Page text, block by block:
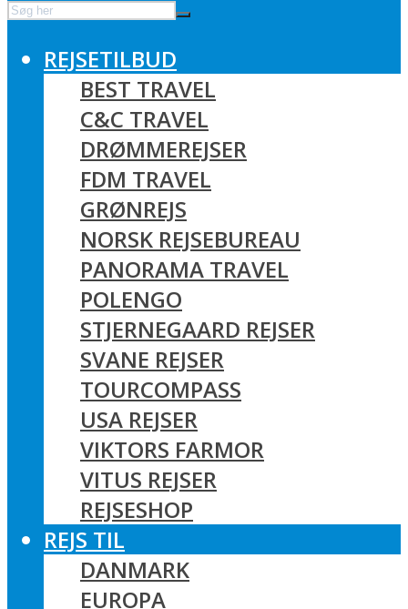
REJSETILBUD
BEST TRAVEL
C&C TRAVEL
DRØMMEREJSER
FDM TRAVEL
GRØNREJS
NORSK REJSEBUREAU
PANORAMA TRAVEL
POLENGO
STJERNEGAARD REJSER
SVANE REJSER
TOURCOMPASS
USA REJSER
VIKTORS FARMOR
VITUS REJSER
REJSESHOP
REJS TIL
DANMARK
EUROPA